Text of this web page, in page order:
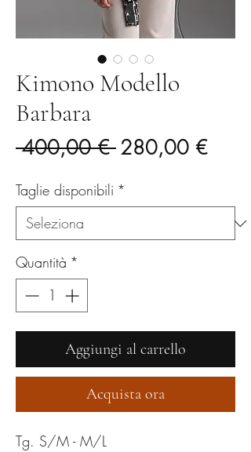
Kimono Modello
Barbara
400,00 € Prezzo
280,00 €Prezzo
Taglie disponibili *
Quantità *
Aggiungi al carrello
Acquista ora
Tg. S/M - M/L